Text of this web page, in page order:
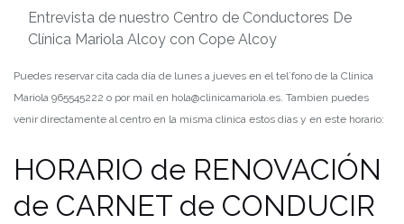
Entrevista de nuestro Centro de Conductores De
Clínica Mariola Alcoy con Cope Alcoy
Puedes reservar cita cada día de lunes a jueves en el tel´fono de la Clínica
Mariola 965545222 o por mail en hola@clinicamariola.es. Tambien puedes
venir directamente al centro en la misma clinica estos dias y en este horario:
HORARIO de RENOVACIÓN
de CARNET de CONDUCIR